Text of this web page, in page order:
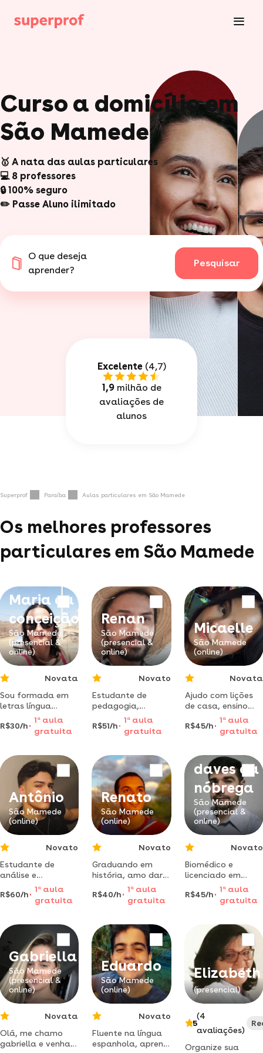
Curso a domicílio em
São Mamede
🥇 A nata das aulas particulares
💻 8 professores
🔒 100% seguro
✏️ Passe Aluno ilimitado
O que deseja
aprender?
Pesquisar
Excelente(4,7)
1,9milhão de
avaliações de
alunos
Superprof Paraíba Aulas particulares em São Mamede
Os melhores professores
particulares em São Mamede
Maria da
conceição
São Mamede
(presencial &
online)
Novata
Sou formada em
letras língua
portuguesa/geografia
e concluindo
pedagogia. sou
clínica e
institucional e
cursando
especialização em
metodologiado
ensino de língua
portuguesa e
matemática
R$30/h
1 aaula
gratuita
Renan
São Mamede
(presencial &
online)
Novato
Estudante de
pedagogia,
cursando
especialização na
área, com muita
empatia.
R$51/h
1 a aula
gratuita
Micaelle
São Mamede
(online)
Novata
Ajudo com lições
de casa, ensino
métodos eficazes
para fixar melhor
conteúdos e para
concentração
R$45/h
1 aaula
gratuita
Antônio
São Mamede
(online)
Novato
Estudante de
análise e
desenvolvimento
de sistemas pela
unifip campus
técnico em
informática pelo
instituto federal
da paraíba - ifpb
campus patos.
foco em ensinar de
uma forma mais
de a
R$60/h
1 aaula
gratuita
Renato
São Mamede
(online)
Novato
Graduando em
história, amo dar
aula experiente em
sala de aula, e
amo oque faço.
R$40/h
1 a aula
gratuita
daves da
nóbrega
São Mamede
(presencial &
online)
Novato
Biomédico e
licenciado em
biologia. 10 anos
no campo
educacional.
simples e
aprendizagem
ativa. venha
conhecer
R$45/h
1 aaula
gratuita
Gabriella
São Mamede
(presencial &
online)
Novata
Olá, me chamo
gabriella e venha
Eduardo
São Mamede
(online)
Novato
Fluente na língua
espanhola, aprendi
Elizabeth
(presencial)
5
(4
avaliações)
Organize sua